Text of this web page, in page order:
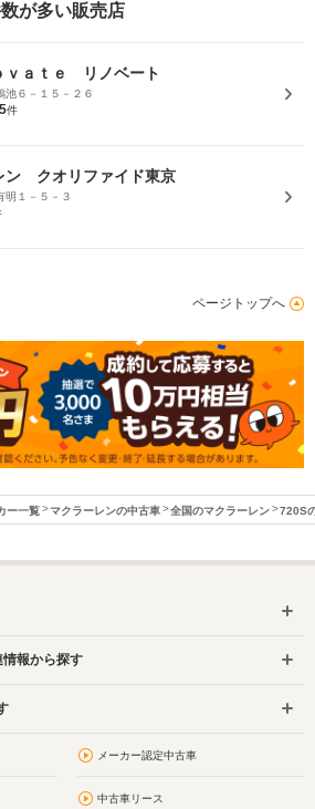
が多い販売店
ｖａｔｅ リノベート
池６－１５－２６
件
ン クオリファイド東京
明１－５－３
ページトップへ
ー一覧 マクラーレンの中古車 全国のマクラーレン 720S
報から探す
メーカー認定中古車
中古車リース